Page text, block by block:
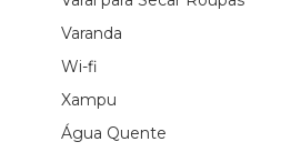
Varanda
Wi-fi
Xampu
Água Quente